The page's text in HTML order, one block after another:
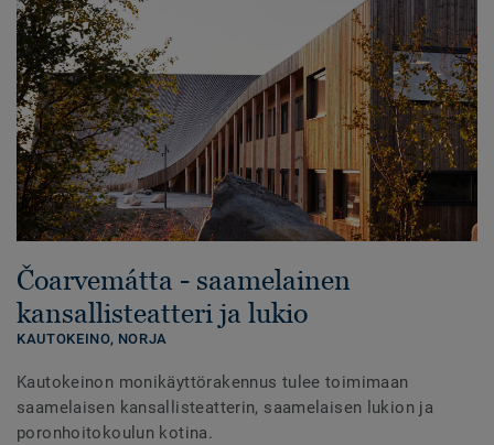
Čoarvemátta - saamelainen
kansallisteatteri ja lukio
KAUTOKEINO, NORJA
Kautokeinon monikäyttörakennus tulee toimimaan
saamelaisen kansallisteatterin, saamelaisen lukion ja
poronhoitokoulun kotina.